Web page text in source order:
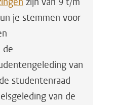
je stemmen voor
de
van
studentenraad
van de